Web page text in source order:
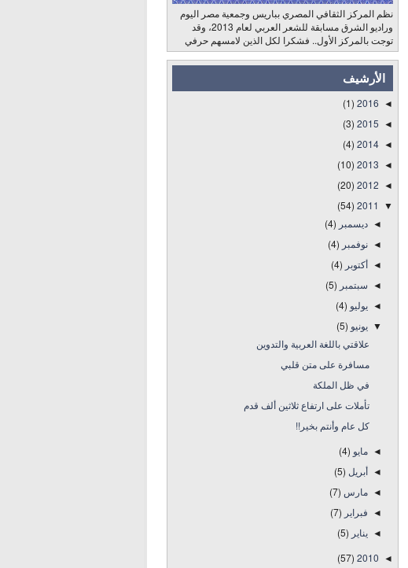
نظم المركز الثقافي المصري بباريس وجمعية مصر اليوم
وراديو الشرق مسابقة للشعر العربي لعام 2013، وقد
توجت بالمركز الأول.. فشكرا لكل الذين لامسهم حرفي
الأرشيف
◄
2016
(1)
◄
2015
(3)
◄
2014
(4)
◄
2013
(10)
◄
2012
(20)
▼
2011
(54)
◄ديسمبر (4)
◄نوفمبر (4)
◄ أكتوبر (4)
◄ سبتمبر (5)
◄يوليو (4)
▼يونيو (5)
علاقتي باللغة العربية والتدوين
مسافرة على متن قلبي
في ظل الملكة
تأملات على ارتفاع ثلاثين ألف قدم
كل عام وأنتم بخير!!
◄مايو (4)
◄ أبريل (5)
◄مارس (7)
◄ فبراير (7)
◄يناير (5)
◄
2010
(57)